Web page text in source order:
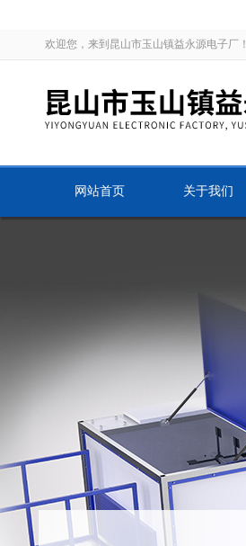
欢迎您，来到昆山市玉山镇益永源电子厂！
网站首页 关于我们